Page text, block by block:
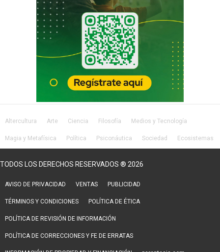
Altercultura Arte Ciencia Filosofía Medios y Tecnología
Magia y Metafísica Política Psiconáutica Sociedad Ecosistemas
TODOS LOS DERECHOS RESERVADOS ® 2026
AVISO DE PRIVACIDAD VENTAS PUBLICIDAD
TÉRMINOS Y CONDICIONES POLÍTICA DE ÉTICA
POLÍTICA DE REVISIÓN DE INFORMACIÓN
POLÍTICA DE CORRECCIONES Y FE DE ERRATAS